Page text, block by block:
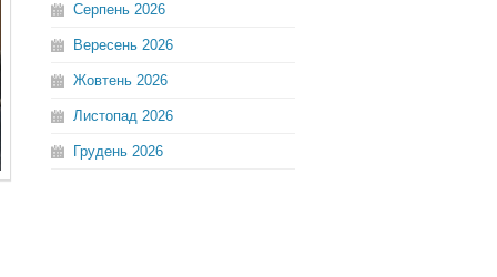
Серпень 2026
Вересень 2026
Жовтень 2026
Листопад 2026
Грудень 2026